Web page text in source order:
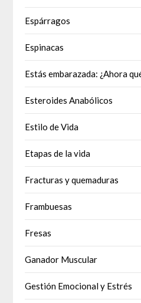
Espárragos
Espinacas
Estás embarazada: ¿Ahora
Esteroides Anabólicos
Estilo de Vida
Etapas de la vida
Fracturas y quemaduras
Frambuesas
Fresas
Ganador Muscular
Gestión Emocional y Estrés